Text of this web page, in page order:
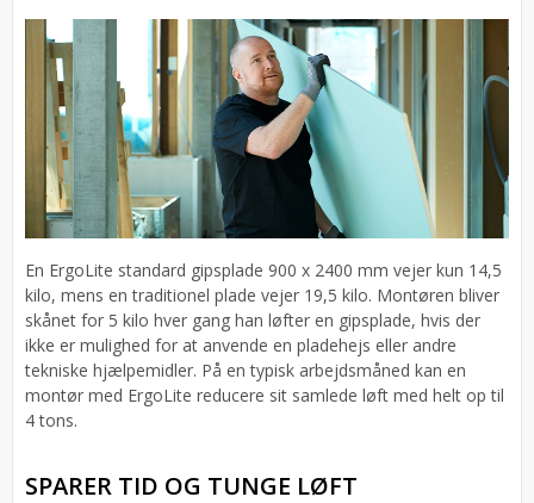
En ErgoLite standard gipsplade 900 x 2400 mm vejer kun 14,5
kilo, mens en traditionel plade vejer 19,5 kilo. Montøren bliver
skånet for 5 kilo hver gang han løfter en gipsplade, hvis der
ikke er mulighed for at anvende en pladehejs eller andre
tekniske hjælpemidler. På en typisk arbejdsmåned kan en
montør med ErgoLite reducere sit samlede løft med helt op til
4 tons.
SPARER TID OG TUNGE LØFT